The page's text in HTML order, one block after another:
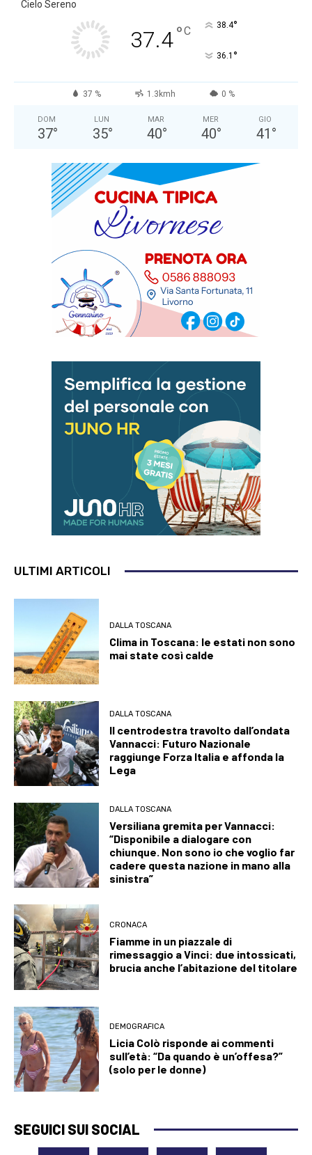
Cielo Sereno
37.4°C 38.4°
36.1 °
37 % 1.3kmh 0 %
DOM
37°
LUN
35°
MAR
40°
MER
40°
GIO
41 °
ULTIMI ARTICOLI
DALLA TOSCANA
Clima in Toscana: le estati non sono
mai state così calde
DALLA TOSCANA
Il centrodestra travolto dall’ondata
Vannacci: Futuro Nazionale
raggiunge Forza Italia e affonda la
Lega
DALLA TOSCANA
Versiliana gremita per Vannacci:
“Disponibile a dialogare con
chiunque. Non sono io che voglio far
cadere questa nazione in mano alla
sinistra”
CRONACA
Fiamme in un piazzale di
rimessaggio a Vinci: due intossicati,
brucia anche l’abitazione del titolare
DEMOGRAFICA
Licia Colò risponde ai commenti
sull’età: “Da quando è un’offesa?”
(solo per le donne)
SEGUICI SUI SOCIAL